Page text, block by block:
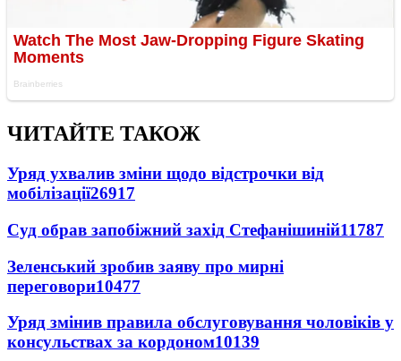
ЧИТАЙТЕ ТАКОЖ
Уряд ухвалив зміни щодо відстрочки від
мобілізації26917
Суд обрав запобіжний захід Стефанішиній11787
Зеленський зробив заяву про мирні
переговори10477
Уряд змінив правила обслуговування чоловіків у
консульствах за кордоном10139